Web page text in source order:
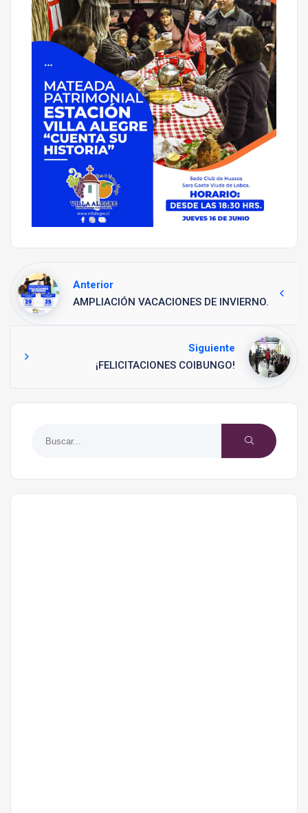
Anterior
AMPLIACIÓN VACACIONES DE INVIERNO.
Siguiente
¡FELICITACIONES COIBUNGO!